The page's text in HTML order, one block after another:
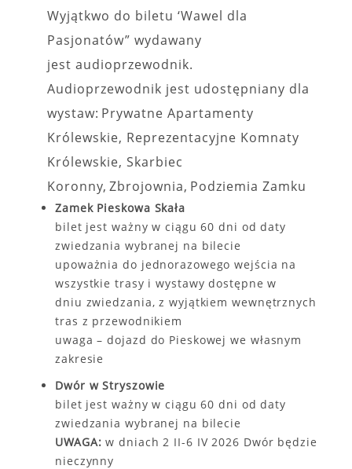
Wyjątkwo do biletu ‘Wawel dla
Pasjonatów” wydawany
jest audioprzewodnik.
Audioprzewodnik jest udostępniany dla
wystaw: Prywatne Apartamenty
Królewskie, Reprezentacyjne Komnaty
Królewskie, Skarbiec
Koronny, Zbrojownia, Podziemia Zamku
Zamek Pieskowa Skała
bilet jest ważny w ciągu 60 dni od daty
zwiedzania wybranej na bilecie
upoważnia do jednorazowego wejścia na
wszystkie trasy i wystawy dostępne w
dniu zwiedzania, z wyjątkiem wewnętrznych
tras z przewodnikiem
uwaga – dojazd do Pieskowej we własnym
zakresie
Dwór w Stryszowie
bilet jest ważny w ciągu 60 dni od daty
zwiedzania wybranej na bilecie
UWAGA: w dniach 2 II-6 IV 2026 Dwór będzie
nieczynny